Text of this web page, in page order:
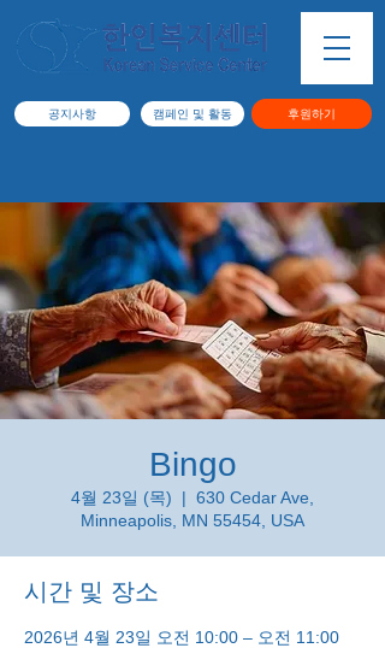
공지사항 캠페인 및 활동 후원하기
Bingo
4월 23일 (목)
  |
630 Cedar Ave,
Minneapolis, MN 55454, USA
시간 및 장소
2026년 4월 23일 오전 10:00 – 오전 11:00